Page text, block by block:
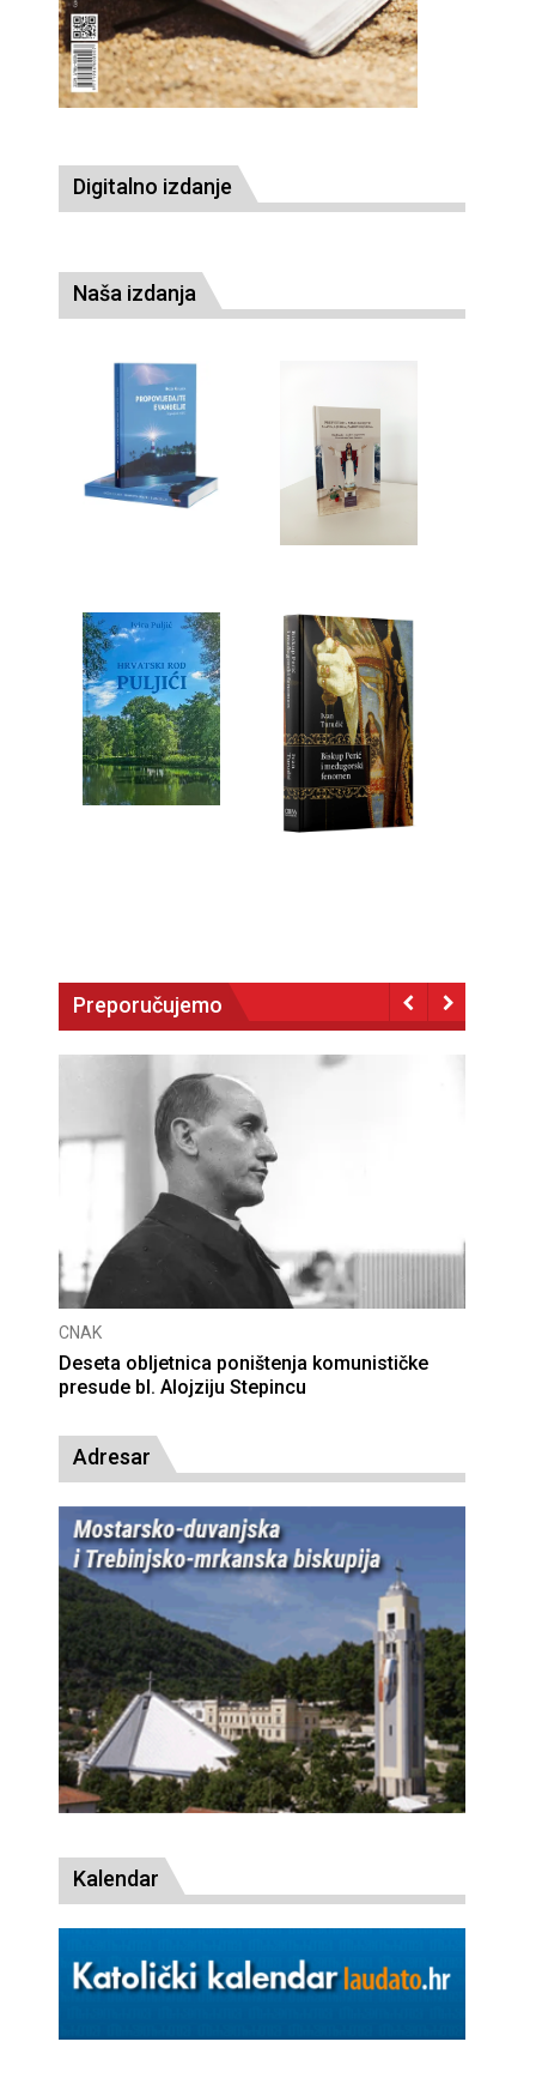
Digitalno izdanje
Naša izdanja
Preporučujemo
CNAK
Deseta obljetnica poništenja komunističke
presude bl. Alojziju Stepincu
Adresar
Kalendar